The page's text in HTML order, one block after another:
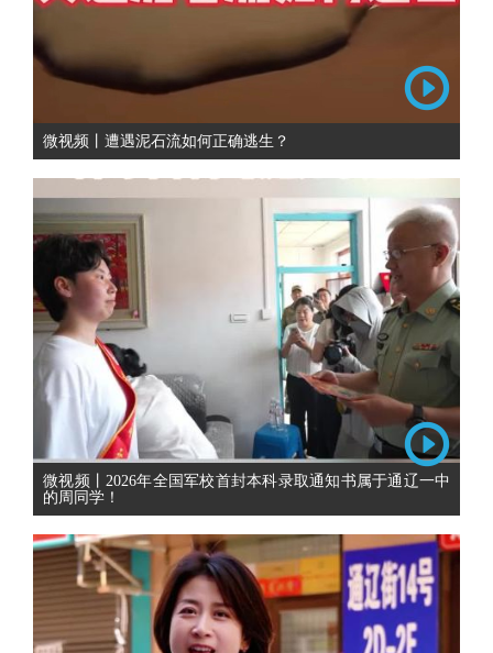
微视频丨遭遇泥石流如何正确逃生？
微视频丨2026年全国军校首封本科录取通知书属于通辽一中
的周同学！